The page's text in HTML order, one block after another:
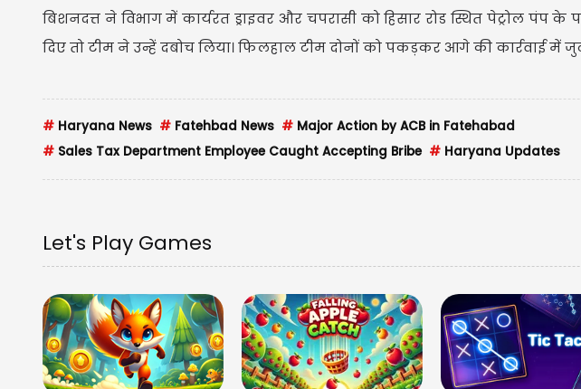
बिशनदत्त ने विभाग में कार्यरत ड्राइवर और चपरासी को हिसार रोड स्थित पेट्रोल पंप
दिए तो टीम ने उन्हें दबोच लिया। फिलहाल टीम दोनों को पकड़कर आगे की कार्रवाई में
# Haryana News # Fatehbad News # Major Action by ACB in Fatehabad
# Sales Tax Department Employee Caught Accepting Bribe # Haryana Updates
Let's Play Games